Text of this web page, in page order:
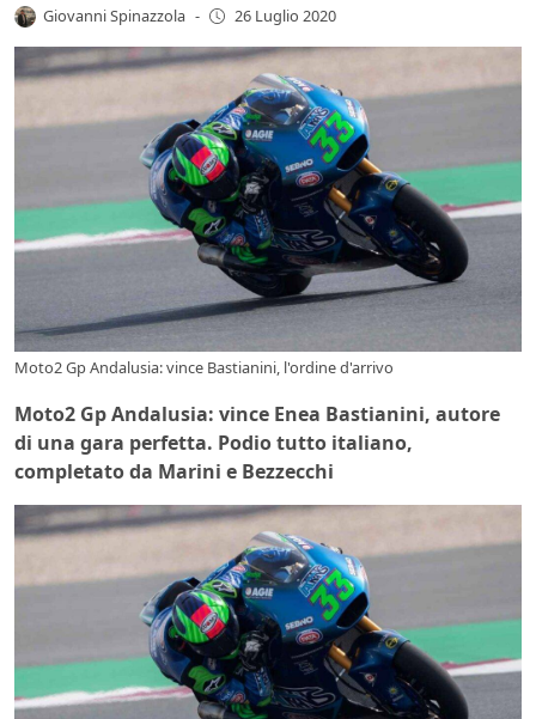
Giovanni Spinazzola - 26 Luglio 2020
Moto2 Gp Andalusia: vince Bastianini, l'ordine d'arrivo
Moto2 Gp Andalusia: vince Enea Bastianini, autore
di una gara perfetta. Podio tutto italiano,
completato da Marini e Bezzecchi